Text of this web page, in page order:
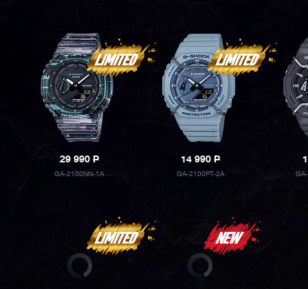
29 990P
GA-2100NN-1A
14 990P
GA-2100PT-2A